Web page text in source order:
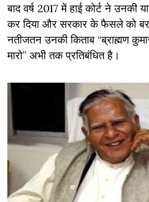
बाद वर्ष 2017 में हाई कोर्ट ने उनकी
कर दिया और सरकार के फैसले को
नतीजतन उनकी किताब “ब्राह्मण
मारो” अभी तक प्रतिबंधित है।